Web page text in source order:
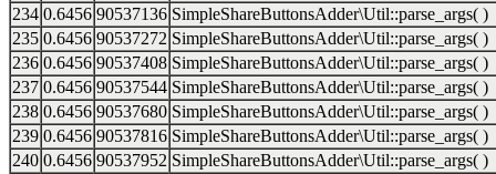
234 0.6456 90537136 SimpleShareButtonsAdder\Util::parse_args( )
235 0.6456 90537272 SimpleShareButtonsAdder\Util::parse_args( )
236 0.6456 90537408 SimpleShareButtonsAdder\Util::parse_args( )
237 0.6456 90537544 SimpleShareButtonsAdder\Util::parse_args( )
238 0.6456 90537680 SimpleShareButtonsAdder\Util::parse_args( )
239 0.6456 90537816 SimpleShareButtonsAdder\Util::parse_args( )
240 0.6456 90537952 SimpleShareButtonsAdder\Util::parse_args( )